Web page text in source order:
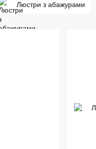
Люстри з абажурами